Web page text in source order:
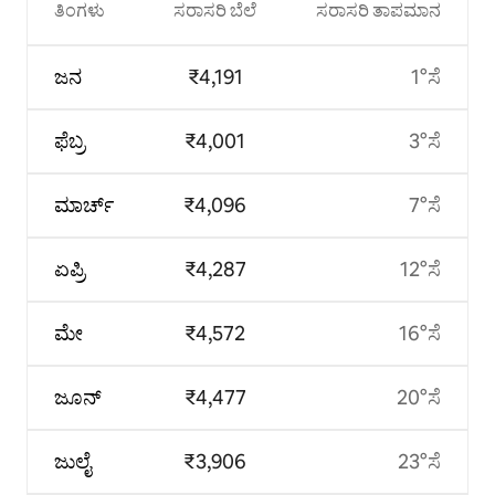
ತಿಂಗಳು
ಜನ
ಫೆಬ್ರ
ಮಾರ್ಚ್
ಏಪ್ರಿ
ಮೇ
ಜೂನ್
ಜುಲೈ
ಸರಾಸರಿ ಬೆಲೆ
₹4,191
₹4,001
₹4,096
₹4,287
₹4,572
₹4,477
₹3,906
ಸರಾಸರಿ ತಾಪಮಾನ
1°ಸೆ
3°ಸೆ
7°ಸೆ
12°ಸೆ
16°ಸೆ
20°ಸೆ
23°ಸೆ